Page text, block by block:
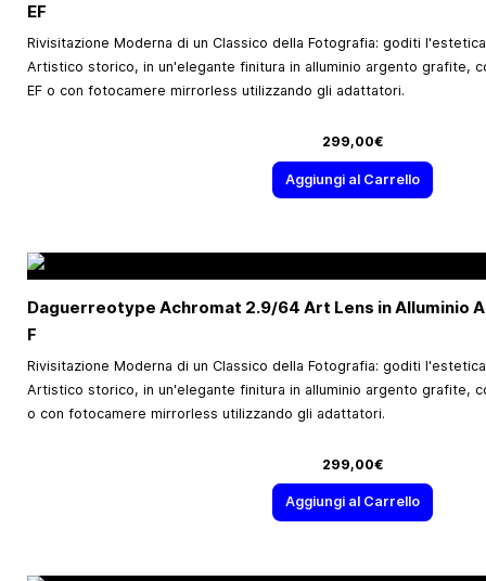
EF
Rivisitazione Moderna di un Classico della Fotografia: goditi
Artistico storico, in un'elegante finitura in alluminio argento grafite,
EF o con fotocamere mirrorless utilizzando gli adattatori.
299,00€
Aggiungi al Carrello
Daguerreotype Achromat 2.9/64 Art Lens in Alluminio
F
Rivisitazione Moderna di un Classico della Fotografia: goditi
Artistico storico, in un'elegante finitura in alluminio argento grafite,
o con fotocamere mirrorless utilizzando gli adattatori.
299,00€
Aggiungi al Carrello